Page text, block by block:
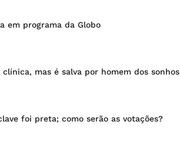
em programa da Globo
mas é salva por homem dos sonhos
foi preta; como serão as votações?